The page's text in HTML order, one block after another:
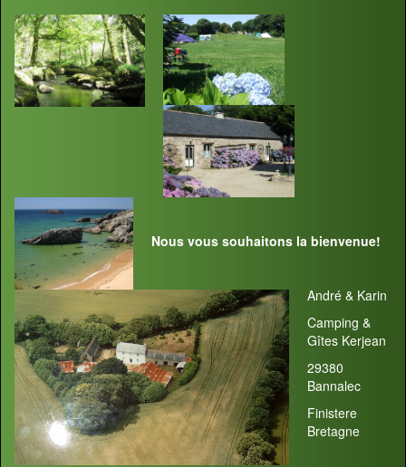
Nous vous souhaitons la bienvenue!
André & Karin
Camping &
Gîtes Kerjean
29380
Bannalec
Finistere
Bretagne